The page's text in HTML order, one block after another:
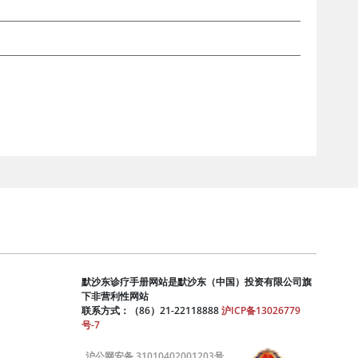
默沙东诊疗手册网站是默沙东（中国）投资有限公司旗
下非营利性网站
联系方式：（86）21-22118888沪ICP备13026779
号-7